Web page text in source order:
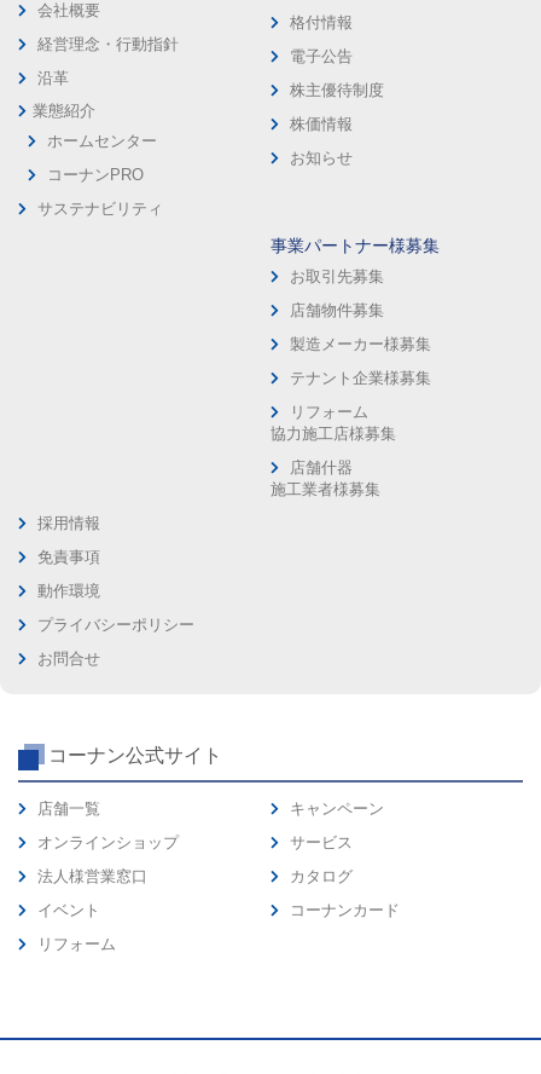
会社概要
経営理念・行動指針
沿革
業態紹介
ホームセンター
コーナンPRO
サステナビリティ
格付情報
電子公告
株主優待制度
株価情報
お知らせ
事業パートナー様募集
お取引先募集
店舗物件募集
製造メーカー様募集
テナント企業様募集
リフォーム
協力施工店様募集
店舗什器
施工業者様募集
採用情報
免責事項
動作環境
プライバシーポリシー
お問合せ
コーナン公式サイト
店舗一覧
オンラインショップ
法人様営業窓口
イベント
リフォーム
キャンペーン
サービス
カタログ
コーナンカード